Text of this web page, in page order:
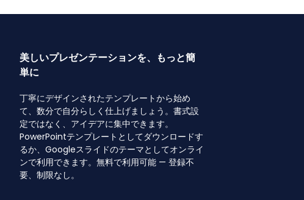
美しいプレゼンテーションを、もっと簡
単に
丁寧にデザインされたテンプレートから始め
て、数分で自分らしく仕上げましょう。書式設
定ではなく、アイデアに集中できます。
PowerPointテンプレートとしてダウンロードす
るか、Googleスライドのテーマとしてオンライ
ンで利用できます。無料で利用可能 — 登録不
要、制限なし。